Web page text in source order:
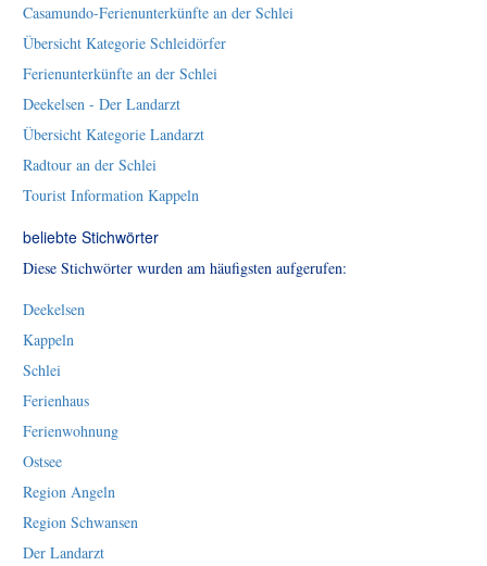
Casamundo-Ferienunterkünfte an der Schlei
Übersicht Kategorie Schleidörfer
Ferienunterkünfte an der Schlei
Deekelsen - Der Landarzt
Übersicht Kategorie Landarzt
Radtour an der Schlei
Tourist Information Kappeln
beliebte Stichwörter
Diese Stichwörter wurden am häufigsten aufgerufen:
Deekelsen
Kappeln
Schlei
Ferienhaus
Ferienwohnung
Ostsee
Region Angeln
Region Schwansen
Der Landarzt